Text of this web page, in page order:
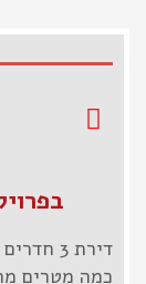
דירת 3 חדרים מושקעת מאוד ויפיפיה!
כמה מטרים